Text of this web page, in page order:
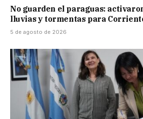
No guarden el paraguas:
lluvias y tormentas para
5 de agosto de 2026